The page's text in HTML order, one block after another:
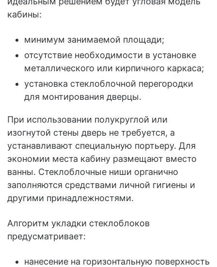
кабины:
минимум занимаемой площади;
отсутствие необходимости в установке
металлического или кирпичного каркаса;
установка стеклоблочной перегородки
для монтирования дверцы.
При использовании полукруглой или
изогнутой стены дверь не требуется, а
устанавливают специальную портьеру. Для
экономии места кабину размещают вместо
ванны. Стеклоблочные ниши органично
заполняются средствами личной гигиены и
другими принадлежностями.
Алгоритм укладки стеклоблоков
предусматривает:
нанесение на горизонтальную поверхность